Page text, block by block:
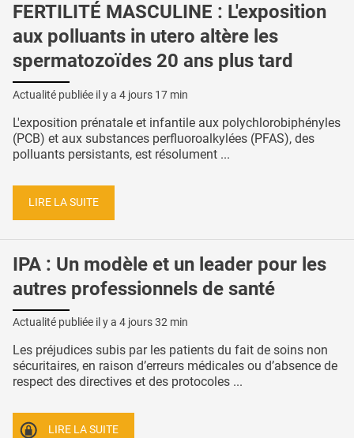
FERTILITÉ MASCULINE : L'exposition
aux polluants in utero altère les
spermatozoïdes 20 ans plus tard
Actualité publiée il y a 4 jours 17 min
L'exposition prénatale et infantile aux polychlorobiphényles
(PCB) et aux substances perfluoroalkylées (PFAS), des
polluants persistants, est résolument ...
LIRE LA SUITE
IPA : Un modèle et un leader pour les
autres professionnels de santé
Actualité publiée il y a 4 jours 32 min
Les préjudices subis par les patients du fait de soins non
sécuritaires, en raison d’erreurs médicales ou d’absence de
respect des directives et des protocoles ...
LIRE LA SUITE